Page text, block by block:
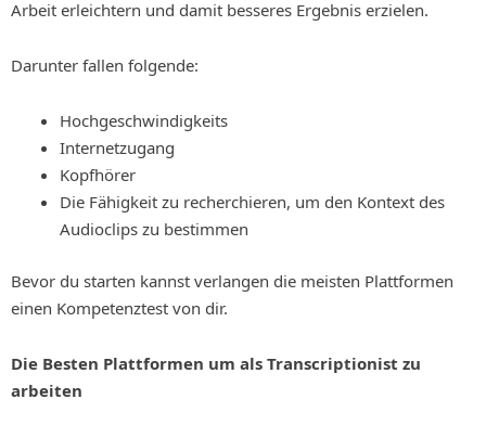
Arbeit erleichtern und damit besseres Ergebnis erzielen.
Darunter fallen folgende:
Hochgeschwindigkeits
Internetzugang
Kopfhörer
Die Fähigkeit zu recherchieren, um den Kontext des
Audioclips zu bestimmen
Bevor du starten kannst verlangen die meisten Plattformen
einen Kompetenztest von dir.
Die Besten Plattformen um als Transcriptionist zu
arbeiten